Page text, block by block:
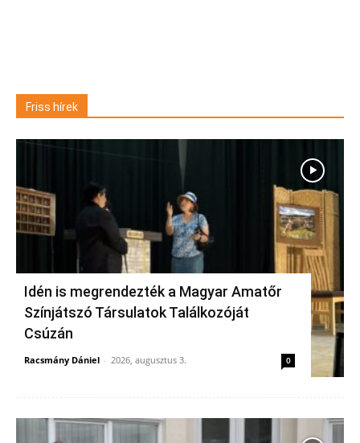
Friss hírek
Idén is megrendezték a Magyar Amatőr
Színjátszó Társulatok Találkozóját
Csúzán
Racsmány Dániel - 2026, augusztus 3. 0